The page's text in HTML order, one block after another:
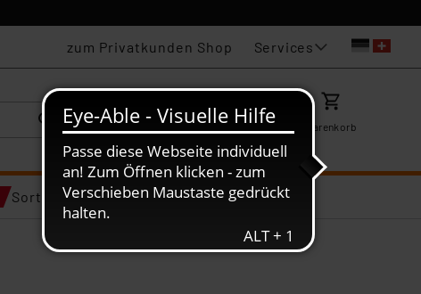
zum Privatkunden Shop Services
KarriereMein ELV Merkzettel Warenkorb
Sortiments-Deals